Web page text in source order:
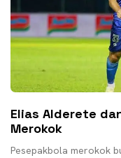
Elias Alderete
Merokok
Pesepakbola merokok